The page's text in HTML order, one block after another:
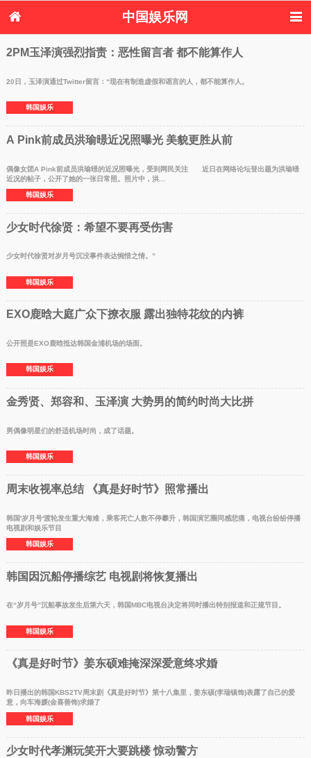
中国娱乐网
首页 新闻 女性
体育花边
音乐新闻 影视新闻
内地明星八卦
港台明星八卦
2PM玉泽演强烈指责：恶性留言者 都不能算作人
20日，玉泽演通过Twitter留言：“现在有制造虚假和谣言的人，都不能算作人。
韩国娱乐
A Pink前成员洪瑜暻近况照曝光 美貌更胜从前
偶像女团A Pink前成员洪瑜暻的近况照曝光，受到网民关注 近日在网络论坛登出题为洪瑜暻
近况的帖子，公开了她的一张日常照。照片中，洪...
韩国娱乐
少女时代徐贤：希望不要再受伤害
少女时代徐贤对岁月号沉没事件表达惋惜之情。”
韩国娱乐
EXO鹿晗大庭广众下撩衣服 露出独特花纹的内裤
公开照是EXO鹿晗抵达韩国金浦机场的场面。
韩国娱乐
金秀贤、郑容和、玉泽演 大势男的简约时尚大比拼
男偶像明星们的舒适机场时尚，成了话题。
韩国娱乐
周末收视率总结 《真是好时节》照常播出
韩国′岁月号′渡轮发生重大海难，乘客死亡人数不停攀升，韩国演艺圈同感悲痛，电视台纷纷停播
电视剧和娱乐节目
韩国娱乐
韩国因沉船停播综艺 电视剧将恢复播出
在“岁月号”沉船事故发生后第六天，韩国MBC电视台决定将同时播出特别报道和正规节目。
韩国娱乐
《真是好时节》姜东硕难掩深深爱意终求婚
昨日播出的韩国KBS2TV周末剧《真是好时节》第十八集里，姜东硕(李瑞镇饰)表露了自己的爱
意，向车海媛(金喜善饰)求婚了
韩国娱乐
少女时代孝渊玩笑开大要跳楼 惊动警方